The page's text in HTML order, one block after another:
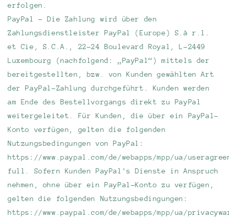
erfolgen.
PayPal - Die Zahlung wird über den
Zahlungsdienstleister PayPal (Europe) S.à r.l.
et Cie, S.C.A., 22-24 Boulevard Royal, L-2449
Luxembourg (nachfolgend: „PayPal“) mittels der
bereitgestellten, bzw. von Kunden gewählten Art
der PayPal-Zahlung durchgeführt. Kunden werden
am Ende des Bestellvorgangs direkt zu PayPal
weitergeleitet. Für Kunden, die über ein PayPal-
Konto verfügen, gelten die folgenden
Nutzungsbedingungen von PayPal:
https://www.paypal.com/de/webapps/mpp/ua/
full. Sofern Kunden PayPal's Dienste in Anspruch
nehmen, ohne über ein PayPal-Konto zu verfügen,
gelten die folgenden Nutzungsbedingungen:
https://www.paypal.com/de/webapps/mpp/ua/